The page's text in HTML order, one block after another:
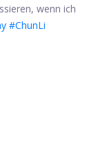
wenn ich
#ChunLi